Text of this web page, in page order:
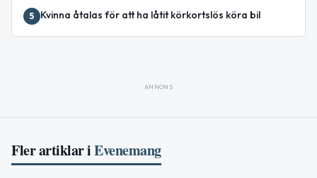
5 Kvinna åtalas för att ha låtit körkortslös köra bil
ANNONS
Fler artiklar iEvenemang